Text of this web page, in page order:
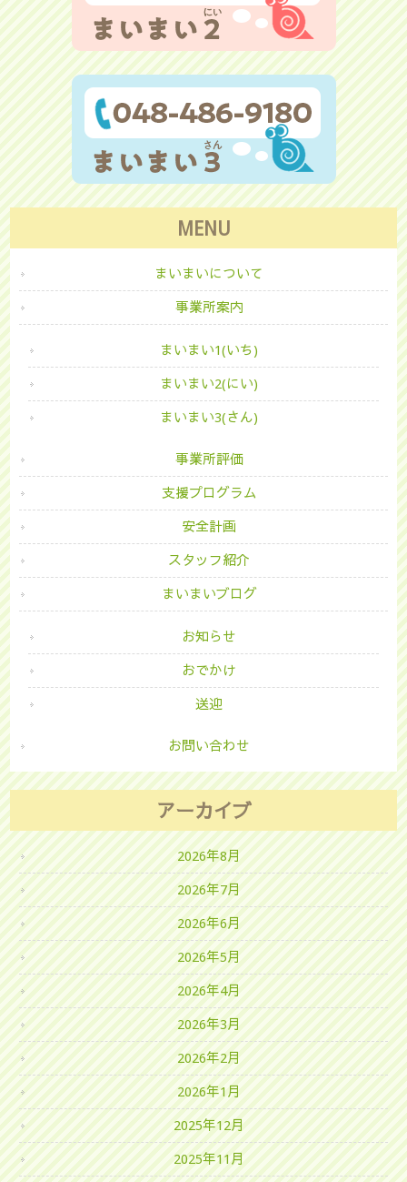
MENU
まいまいについて
事業所案内
まいまい1(いち)
まいまい2(にい)
まいまい3(さん)
事業所評価
支援プログラム
安全計画
スタッフ紹介
まいまいブログ
お知らせ
おでかけ
送迎
お問い合わせ
アーカイブ
2026年8月
2026年7月
2026年6月
2026年5月
2026年4月
2026年3月
2026年2月
2026年1月
2025年12月
2025年11月